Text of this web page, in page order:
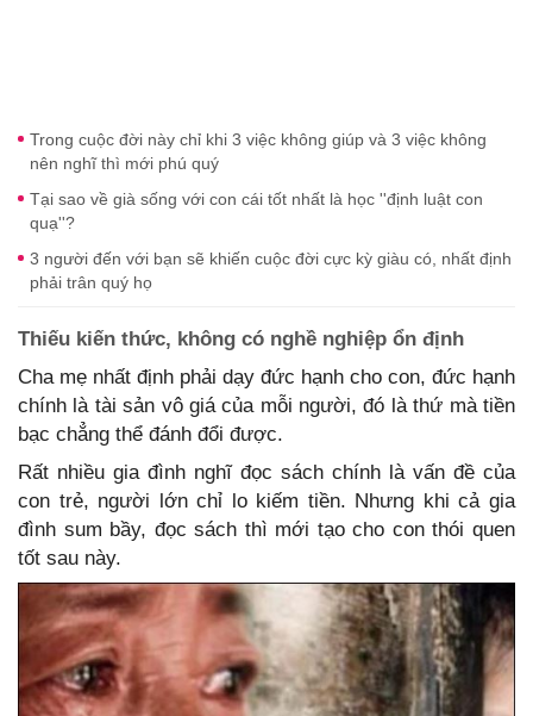
Trong cuộc đời này chỉ khi 3 việc không giúp và 3 việc không
nên nghĩ thì mới phú quý
Tại sao về già sống với con cái tốt nhất là học ''định luật con
quạ''?
3 người đến với bạn sẽ khiến cuộc đời cực kỳ giàu có, nhất định
phải trân quý họ
Thiếu kiến thức, không có nghề nghiệp ổn định
Cha mẹ nhất định phải dạy đức hạnh cho con, đức hạnh
chính là tài sản vô giá của mỗi người, đó là thứ mà tiền
bạc chẳng thể đánh đổi được.
Rất nhiều gia đình nghĩ đọc sách chính là vấn đề của
con trẻ, người lớn chỉ lo kiếm tiền. Nhưng khi cả gia
đình sum bầy, đọc sách thì mới tạo cho con thói quen
tốt sau này.